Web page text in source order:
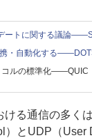
ートに関する議論
・自動化する
ルの標準化――QUIC
る通信の多く
）とUDP（User